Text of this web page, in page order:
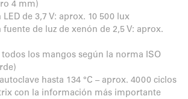
4 mm)
de 3,7 V: aprox. 10 500 lux
de luz de xenón de 2,5 V: aprox.
los mangos según la norma ISO
hasta 134 °C – aprox. 4000 ciclos
con la información más importante